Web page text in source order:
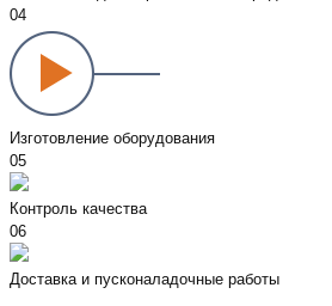
04
Изготовление оборудования
05
Контроль качества
06
Доставка и пусконаладочные работы